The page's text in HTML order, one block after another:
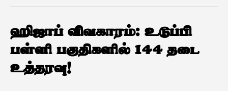
ஹிஜாப் விவகாரம்: உடுப்பி
பள்ளி பகுதிகளில் 144 தடை
உத்தரவு!